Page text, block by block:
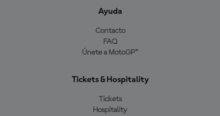
Ayuda
Contacto
FAQ
Únete a MotoGP™
Tickets & Hospitality
Tickets
Hospitality